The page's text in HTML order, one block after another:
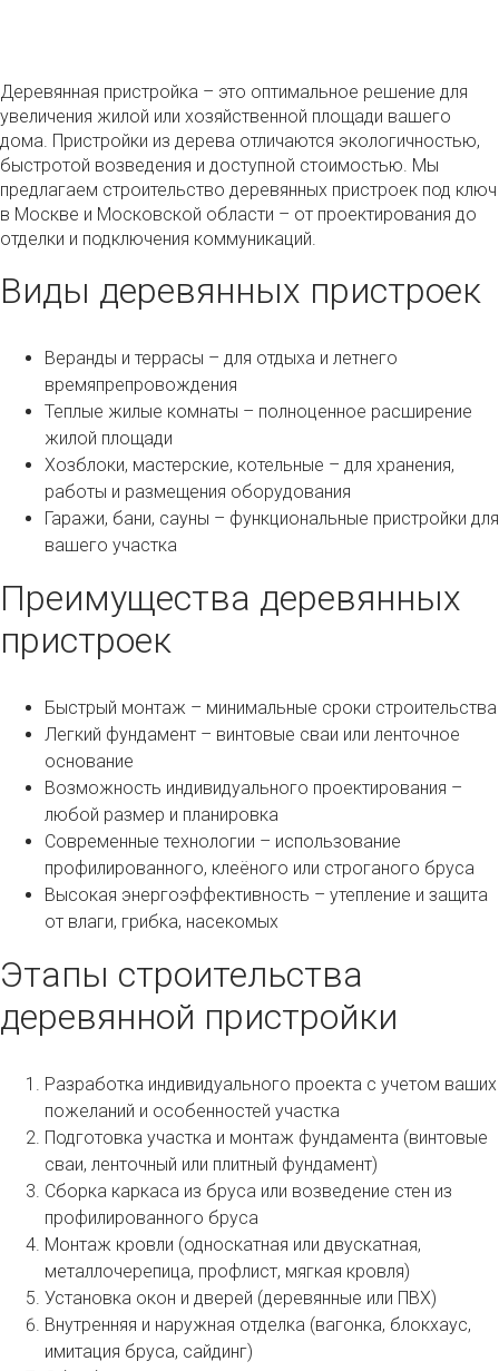
Деревянная пристройка – это оптимальное решение для
увеличения жилой или хозяйственной площади вашего
дома. Пристройки из дерева отличаются экологичностью,
быстротой возведения и доступной стоимостью. Мы
предлагаем строительство деревянных пристроек под ключ
в Москве и Московской области – от проектирования до
отделки и подключения коммуникаций.
Виды деревянных пристроек
Веранды и террасы – для отдыха и летнего
времяпрепровождения
Теплые жилые комнаты – полноценное расширение
жилой площади
Хозблоки, мастерские, котельные – для хранения,
работы и размещения оборудования
Гаражи, бани, сауны – функциональные пристройки для
вашего участка
Преимущества деревянных
пристроек
Быстрый монтаж – минимальные сроки строительства
Легкий фундамент – винтовые сваи или ленточное
основание
Возможность индивидуального проектирования –
любой размер и планировка
Современные технологии – использование
профилированного, клеёного или строганого бруса
Высокая энергоэффективность – утепление и защита
от влаги, грибка, насекомых
Этапы строительства
деревянной пристройки
Разработка индивидуального проекта с учетом ваших
пожеланий и особенностей участка
Подготовка участка и монтаж фундамента (винтовые
сваи, ленточный или плитный фундамент)
Сборка каркаса из бруса или возведение стен из
профилированного бруса
Монтаж кровли (односкатная или двускатная,
металлочерепица, профлист, мягкая кровля)
Установка окон и дверей (деревянные или ПВХ)
Внутренняя и наружная отделка (вагонка, блокхаус,
имитация бруса, сайдинг)